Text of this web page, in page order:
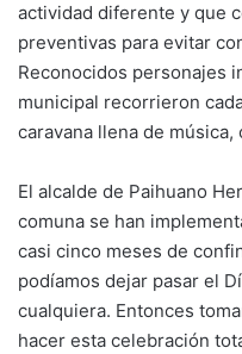
actividad diferente y que
preventivas para evitar
Reconocidos personajes
municipal recorrieron
caravana llena de música,
El alcalde de Paihuano
comuna se han
casi cinco meses de
podíamos dejar pasar el
cualquiera. Entonces
hacer esta celebración